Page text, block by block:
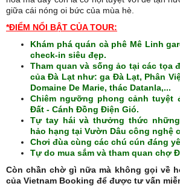
giữa cái nóng oi bức của mùa hè.
*ĐIỂM NỔI BẬT CỦA TOUR:
Khám phá quán cà phê Mê Linh
check-in siêu đẹp.
Tham quan và sống ảo tại các tọa
của Đà Lạt như: ga Đà Lạt, Phân
Domaine De Marie, thác Datanla,...
Chiêm ngưỡng phong cảnh tuyệt
Đất - Cánh Đồng Điện Gió.
Tự tay hái và thưởng thức
hảo hạng tại Vườn Dâu công nghệ
Chơi đùa cùng các chú cún đáng
Tự do mua sắm và tham quan chợ
Còn chần chờ gì nữa mà không gọi về
của Vietnam Booking để được tư vấn